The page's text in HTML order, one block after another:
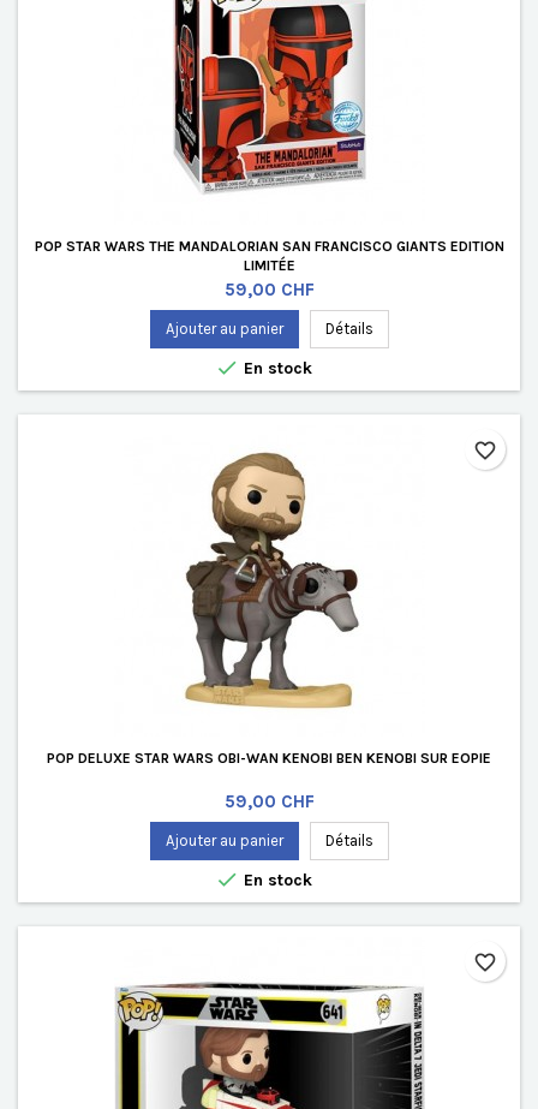
POP STAR WARS THE MANDALORIAN SAN FRANCISCO GIANTS EDITION
LIMITÉE
Prix
59,00 CHF
Ajouter au panier Détails
 En stock
POP DELUXE STAR WARS OBI-WAN KENOBI BEN KENOBI SUR EOPIE
Prix
59,00 CHF
Ajouter au panier Détails
 En stock
favorite_border
favorite_border